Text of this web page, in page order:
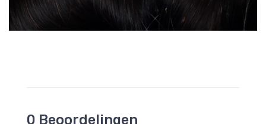
0 Beoordelingen